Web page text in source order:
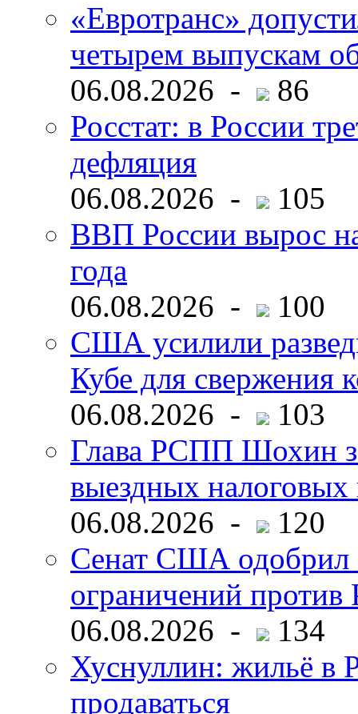
«Евротранс»
четырем выпускам
06.08.2026 -
86
Росстат: в России
дефляция
06.08.2026 -
105
ВВП России вырос
года
06.08.2026 -
100
США усилили
Кубе для свержения
06.08.2026 -
103
Глава РСПП Шохин
выездных налоговых
06.08.2026 -
120
Сенат США одобрил
ограничений
06.08.2026 -
134
Хуснуллин: жильё в
продаваться